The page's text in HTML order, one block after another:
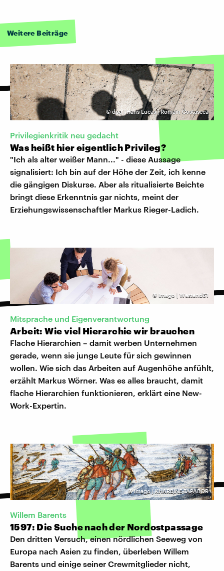
Weitere Beiträge
©dpa | Hans Lucas | Romain Costaseca
Privilegienkritik neu gedacht
Was heißt hier eigentlich Privileg?
"Ich als alter weißer Mann..." - diese Aussage
signalisiert: Ich bin auf der Höhe der Zeit, ich kenne
die gängigen Diskurse. Aber als ritualisierte Beichte
bringt diese Erkenntnis gar nichts, meint der
Erziehungswissenschaftler Markus Rieger-Ladich.
© Imago | Westend61
Mitsprache und Eigenverantwortung
Arbeit: Wie viel Hierarchie wir brauchen
Flache Hierarchien – damit werben Unternehmen
gerade, wenn sie junge Leute für sich gewinnen
wollen. Wie sich das Arbeiten auf Augenhöhe anfühlt,
erzählt Markus Wörner. Was es alles braucht, damit
flache Hierarchien funktionieren, erklärt eine New-
Work-Expertin.
©imago | KHARBINE-TAPABOR
Willem Barents
1597: Die Suche nach der Nordostpassage
Den dritten Versuch, einen nördlichen Seeweg von
Europa nach Asien zu finden, überleben Willem
Barents und einige seiner Crewmitglieder nicht,